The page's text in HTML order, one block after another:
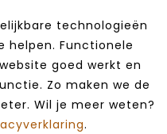
technologieën
helpen. Functionele
goed werkt en
Zo maken we de
Wil je meer weten?
.